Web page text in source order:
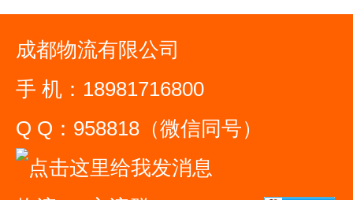
成都物流有限公司
手 机：18981716800
Q Q：958818（微信同号）